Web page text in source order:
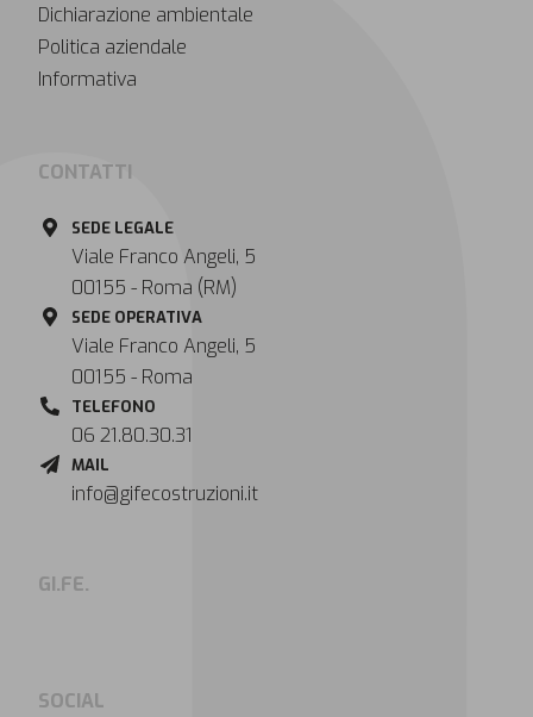
Dichiarazione ambientale
Politica aziendale
Informativa
CONTATTI
SEDE LEGALE
Viale Franco Angeli, 5
00155 - Roma (RM)
SEDE OPERATIVA
Viale Franco Angeli, 5
00155 - Roma
TELEFONO
06 21.80.30.31
MAIL
info@gifecostruzioni.it
GI.FE.
SOCIAL